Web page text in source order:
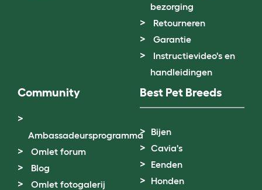
bezorging
Retourneren
Garantie
Instructievideo's en
handleidingen
Community
Ambassadeursprogramma
Omlet forum
Blog
Omlet fotogalerij
Best Pet Breeds
Bijen
Cavia's
Eenden
Honden